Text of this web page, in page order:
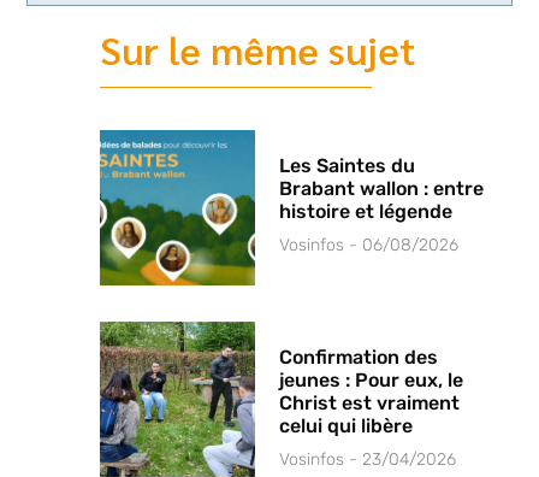
Sur le même sujet
Les Saintes du
Brabant wallon : entre
histoire et légende
Vosinfos 06/08/2026
Confirmation des
jeunes : Pour eux, le
Christ est vraiment
celui qui libère
Vosinfos 23/04/2026